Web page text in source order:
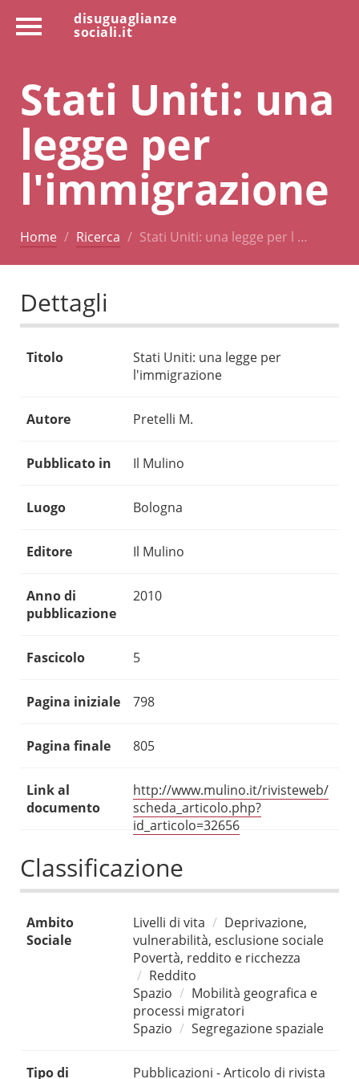
disuguaglianze
sociali.it
Stati Uniti: una
legge per
l'immigrazione
Home Ricerca Stati Uniti: una legge per l …
Dettagli
Titolo
Stati Uniti: una legge per
l'immigrazione
Autore Pretelli M.
Pubblicato in Il Mulino
Luogo Bologna
Editore Il Mulino
Anno di
pubblicazione
2010
Fascicolo 5
Pagina iniziale 798
Pagina finale 805
Link al
documento
http://www.mulino.it/rivisteweb/
scheda_articolo.php?
id_articolo=32656
Classificazione
Ambito
Sociale
Livelli di vita
Deprivazione,
vulnerabilità, esclusione sociale
Povertà, reddito e ricchezza
Reddito
Spazio
Mobilità geografica e
processi migratori
Spazio
Segregazione spaziale
Tipo di Pubblicazioni - Articolo di rivista